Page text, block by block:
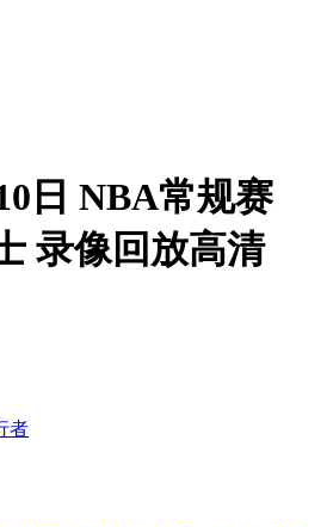
日 NBA常规赛
录像回放高清
者